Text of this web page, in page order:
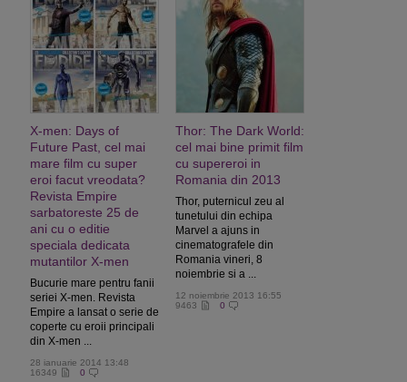
X-men: Days of
Future Past, cel mai
mare film cu super
eroi facut vreodata?
Revista Empire
sarbatoreste 25 de
ani cu o editie
speciala dedicata
mutantilor X-men
Bucurie mare pentru fanii
seriei X-men. Revista
Empire a lansat o serie de
coperte cu eroii principali
din X-men ...
28 ianuarie 2014 13:48
16349
0
Thor: The Dark World:
cel mai bine primit film
cu supereroi in
Romania din 2013
Thor, puternicul zeu al
tunetului din echipa
Marvel a ajuns in
cinematografele din
Romania vineri, 8
noiembrie si a ...
12 noiembrie 2013 16:55
9463
0